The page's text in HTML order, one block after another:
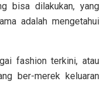
bisa dilakukan, yang
adalah mengetahui
fashion terkini, atau
ber-merek keluaran